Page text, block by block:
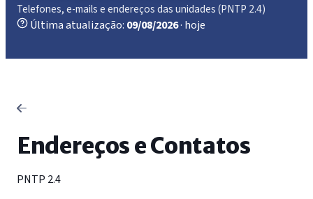
Telefones, e-mails e endereços das unidades (PNTP 2.4)
Última atualização: 09/08/2026· hoje
Endereços e Contatos
PNTP 2.4